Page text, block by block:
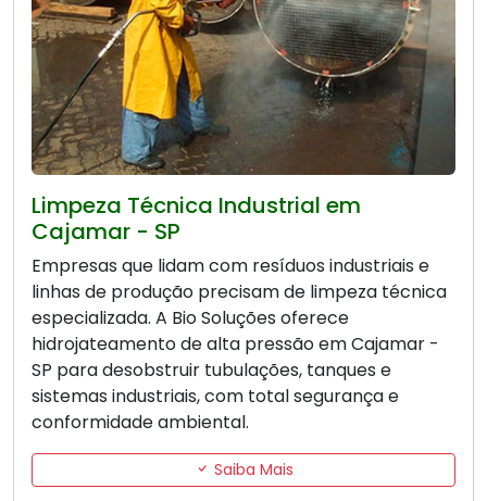
Limpeza Técnica Industrial em
Cajamar - SP
Empresas que lidam com resíduos industriais e
linhas de produção precisam de limpeza técnica
especializada. A Bio Soluções oferece
hidrojateamento de alta pressão em Cajamar -
SP para desobstruir tubulações, tanques e
sistemas industriais, com total segurança e
conformidade ambiental.
Saiba Mais